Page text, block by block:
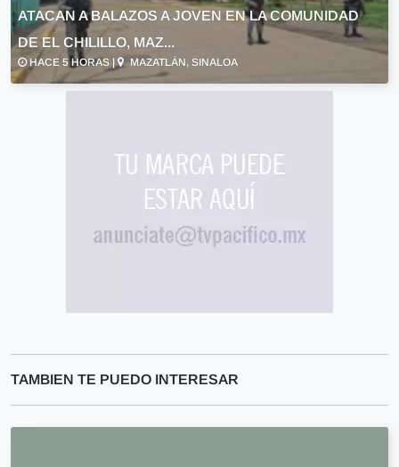
ATACAN A BALAZOS A JOVEN EN LA COMUNIDAD
DE EL CHILILLO, MAZ...
HACE 5 HORAS | MAZATLÁN, SINALOA
TAMBIEN TE PUEDO INTERESAR